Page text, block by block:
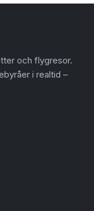
och flygresor.
i realtid –